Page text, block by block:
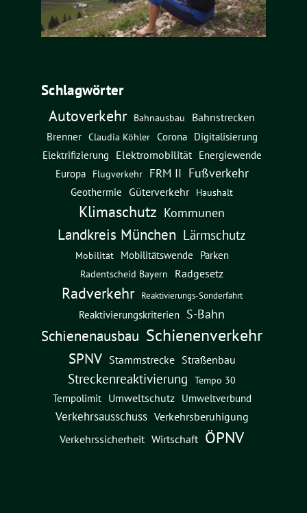
Schlagwörter
Autoverkehr Bahnausbau
Bahnstrecken
Brenner Claudia Köhler Corona
Digitalisierung
Elektrifizierung
Elektromobilität Energiewende
Europa Flugverkehr FRM II Fußverkehr
Geothermie Güterverkehr Haushalt
Klimaschutz Kommunen
Landkreis München Lärmschutz
Mobilität Mobilitätswende Parken
Radentscheid Bayern Radgesetz
Radverkehr Reaktivierungs-Sonderfahrt
Reaktivierungskriterien S-Bahn
Schienenausbau Schienenverkehr
SPNV Stammstrecke Straßenbau
Streckenreaktivierung Tempo 30
Tempolimit Umweltschutz Umweltverbund
Verkehrsausschuss Verkehrsberuhigung
Verkehrssicherheit Wirtschaft ÖPNV